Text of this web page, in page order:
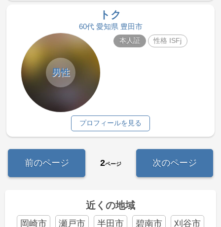
トク
60代 愛知県 豊田市
男性
本人証 性格 ISFj
プロフィールを見る
前のページ 2ページ 次のページ
近くの地域
岡崎市 瀬戸市 半田市 碧南市
刈谷市